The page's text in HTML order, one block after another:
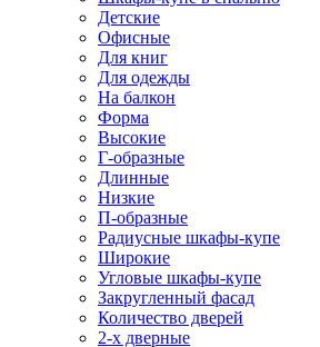
Детские
Офисные
Для книг
Для одежды
На балкон
Форма
Высокие
Г-образные
Длинные
Низкие
П-образные
Радиусные шкафы-купе
Широкие
Угловые шкафы-купе
Закругленный фасад
Количество дверей
2-х дверные